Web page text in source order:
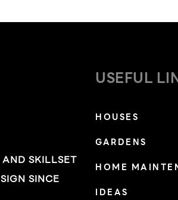
SKILLSET
SINCE
USEFUL
HOUSES
GARDENS
HOME
IDEAS